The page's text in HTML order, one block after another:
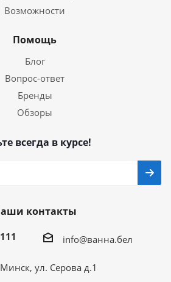
Возможности
Помощь
Блог
Вопрос-ответ
Бренды
Обзоры
всегда в курсе!
контакты
info@ванна.бел
Минск, ул. Серова д.1